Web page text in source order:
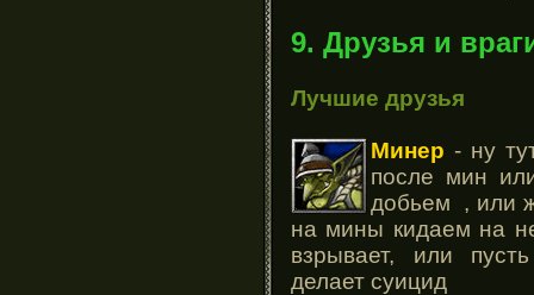
9. Друзья и
Лучшие друзья
Минер - ну
после мин
добьем , или
на мины кидаем на
взрывает, или
делает суицид